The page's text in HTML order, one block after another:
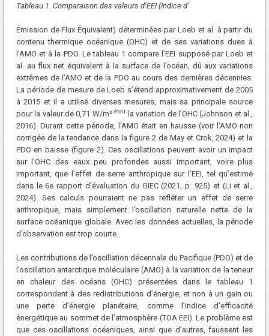
Tableau 1. Comparaison des valeurs d’EEI (Indice d’
Émission de Flux Équivalent) déterminées par Loeb et al. à partir du
contenu thermique océanique (OHC) et de ses variations dues à
l’AMO et à la PDO. Le tableau 1 compare l’EEI supposé par Loeb et
al. au flux net équivalent à la surface de l’océan, dû aux variations
extrêmes de l’AMO et de la PDO au cours des dernières décennies.
La période de mesure de Loeb s’étend approximativement de 2005
à 2015 et il a utilisé diverses mesures, mais sa principale source
pour la valeur de 0,71 W/m²était la variation de l’OHC (Johnson et al.,
2016). Durant cette période, l’AMO était en hausse (voir l’AMO non
corrigée de la tendance dans la figure 2 de May et Crok, 2024) et la
PDO en baisse (figure 2). Ces oscillations peuvent avoir un impact
sur l’OHC des eaux peu profondes aussi important, voire plus
important, que l’effet de serre anthropique sur l’EEI, tel qu’estimé
dans le 6e rapport d’évaluation du GIEC (2021, p. 925) et (Li et al.,
2024). Ses calculs pourraient ne pas refléter un effet de serre
anthropique, mais simplement l’oscillation naturelle nette de la
surface océanique globale. Avec les données actuelles, la période
d’observation est trop courte.
Les contributions de l’oscillation décennale du Pacifique (PDO) et de
l’oscillation antarctique moléculaire (AMO) à la variation de la teneur
en chaleur des océans (OHC) présentées dans le tableau 1
correspondent à des redistributions d’énergie, et non à un gain ou
une perte d’énergie planétaire, comme l’indice d’efficacité
énergétique au sommet de l’atmosphère (TOA EEI). Le problème est
que ces oscillations océaniques, ainsi que d’autres, faussent les